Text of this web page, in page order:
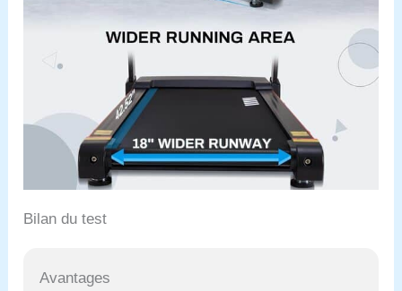
Bilan du test
Avantages